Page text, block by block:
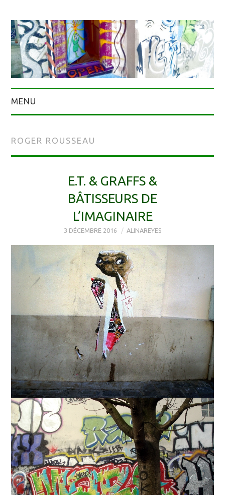
MENU
ROGER ROUSSEAU
E.T. & GRAFFS &
BÂTISSEURS DE
L’IMAGINAIRE
3 DÉCEMBRE 2016 ALINAREYES